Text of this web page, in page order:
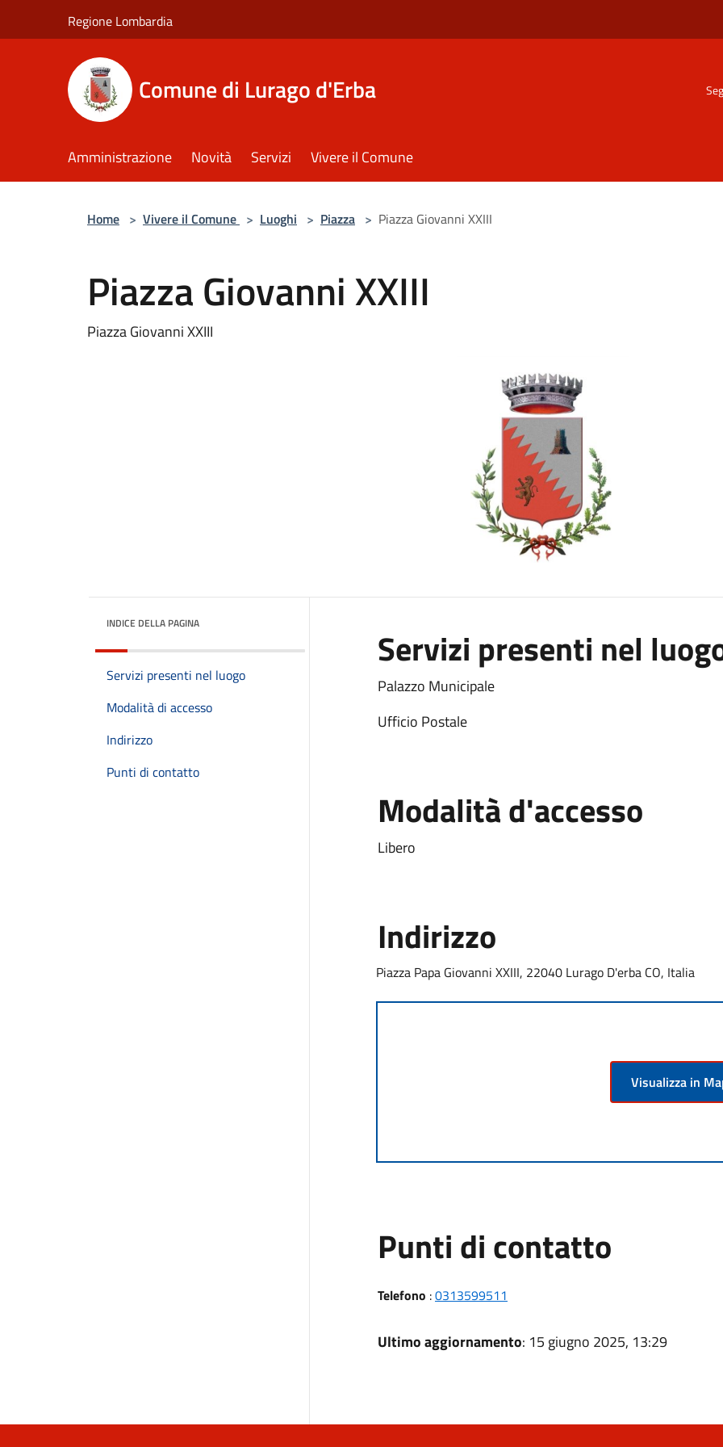
Regione Lombardia
Comune di Lurago d'Erba
Amministrazione Novità Servizi Vivere il Comune
Home > Vivere il Comune > Luoghi > Piazza > Piazza Giovanni XXIII
Piazza Giovanni XXIII
Piazza Giovanni XXIII
INDICE DELLA PAGINA
Servizi presenti nel luogo
Modalità di accesso
Indirizzo
Punti di contatto
Servizi presenti nel
Palazzo Municipale
Ufficio Postale
Modalità d'accesso
Libero
Indirizzo
Piazza Papa Giovanni XXIII, 22040 Lurago D'erba CO, Italia
Visualizza in
Punti di contatto
Telefono :0313599511
Ultimo aggiornamento: 15 giugno 2025, 13:29